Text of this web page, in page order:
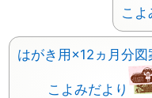
こよ
はがき用×12ヵ月分図
こよみだより